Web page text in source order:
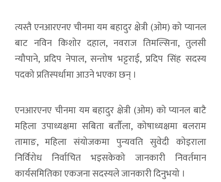
त्यस्तै एनआरएनए चीनमा यम बहादुर क्षेत्री (ओम) को प्यानल
बाट नविन किशोर दहाल, नवराज तिमल्सिना, तुलसी
न्यौपाने, प्रदिप नेपाल, सन्तोष भट्टराई, प्रदिप सिंह सदस्य
पदको प्रतिस्पर्धामा आउने भएका छन् ।
एनआरएनए चीनमा यम बहादुर क्षेत्री (ओम) को प्यानल बाटै
महिला उपाध्यक्षमा सबिता बर्तौला, कोषाध्यक्षमा बलराम
तामाङ, महिला संयोजकमा पुन्यवति सुवेदी कोइराला
निर्विरोध निर्वाचित भइसकेको जानकारी निवर्तमान
कार्यसमितिका एकजना सदस्यले जानकारी दिनुभयो ।